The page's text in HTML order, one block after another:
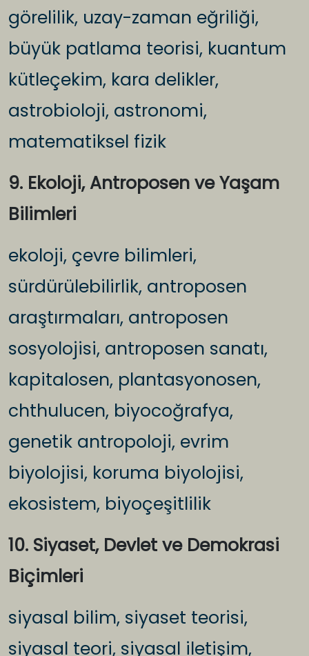
görelilik, uzay-zaman eğriliği,
büyük patlama teorisi, kuantum
kütleçekim, kara delikler,
astrobioloji, astronomi,
matematiksel fizik
9. Ekoloji, Antroposen ve Yaşam
Bilimleri
ekoloji, çevre bilimleri,
sürdürülebilirlik, antroposen
araştırmaları, antroposen
sosyolojisi, antroposen sanatı,
kapitalosen, plantasyonosen,
chthulucen, biyocoğrafya,
genetik antropoloji, evrim
biyolojisi, koruma biyolojisi,
ekosistem, biyoçeşitlilik
10. Siyaset, Devlet ve Demokrasi
Biçimleri
siyasal bilim, siyaset teorisi,
siyasal teori, siyasal iletişim,